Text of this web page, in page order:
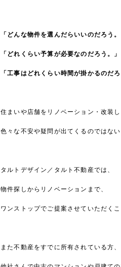
「どんな物件を選んだらいいのだろう。
「どれくらい予算が必要なのだろう。」
「工事はどれくらい時間が掛かるのだろ
住まいや店舗をリノベーション・改装し
色々な不安や疑問が出てくるのではない
タルトデザイン／タルト不動産では、
物件探しからリノベーションまで、
ワンストップでご提案させていただくこ
また不動産をすでに所有されている方、